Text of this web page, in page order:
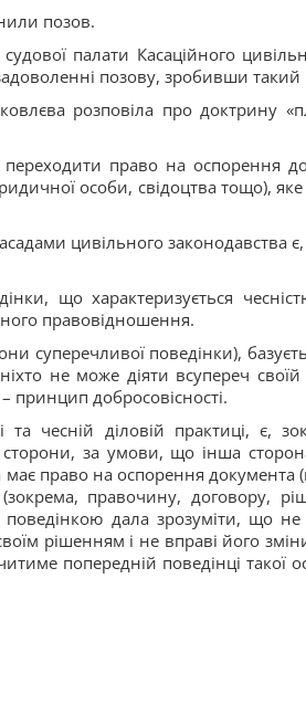
позов.
палати Касаційного
позову, зробивши
розповіла про доктрину
право на оспорення
особи, свідоцтва тощо),
цивільного законодавства
що характеризується
правовідношення.
суперечливої поведінки),
не може діяти всупереч своїй
добросовісності.
та чесній діловій практиці, є,
сторони, за умови, що інша
право на оспорення документа
правочину, договору,
дала зрозуміти, що не
рішенням і не вправі його
попередній поведінці такої